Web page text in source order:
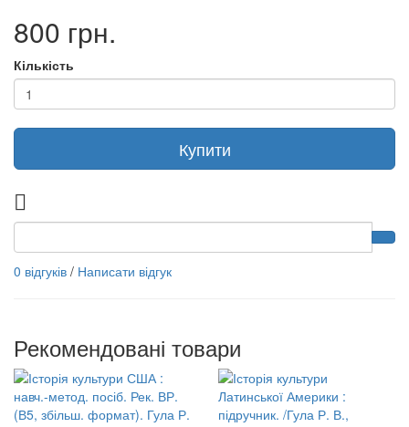
800 грн.
Кількість
Купити
0 відгуків / Написати відгук
Рекомендовані товари